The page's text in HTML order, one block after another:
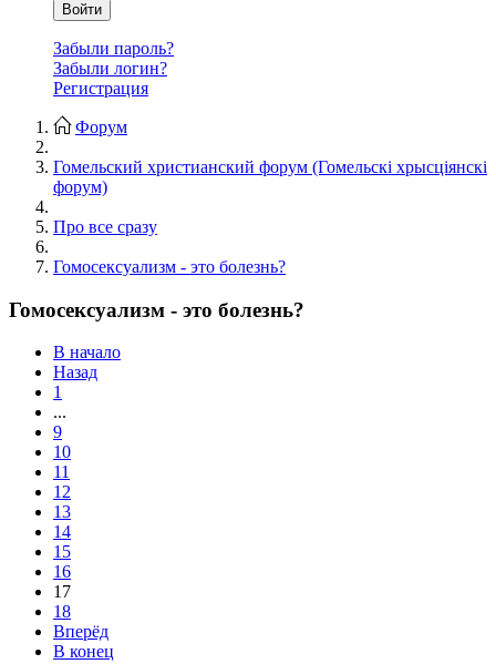
Войти
Забыли пароль?
Забыли логин?
Регистрация
Форум
Гомельский христианский форум (Гомельскі хрысціянскі
форум)
Про все сразу
Гомосексуализм - это болезнь?
Гомосексуализм - это болезнь?
В начало
Назад
1
...
9
10
11
12
13
14
15
16
17
18
Вперёд
В конец